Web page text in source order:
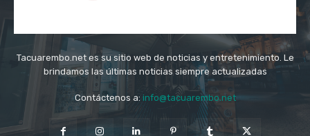
Tacuarembo.net es su sitio web de noticias y entretenimiento. Le
brindamos las últimas noticias siempre actualizadas
Contáctenos a: info@tacuarembo.net